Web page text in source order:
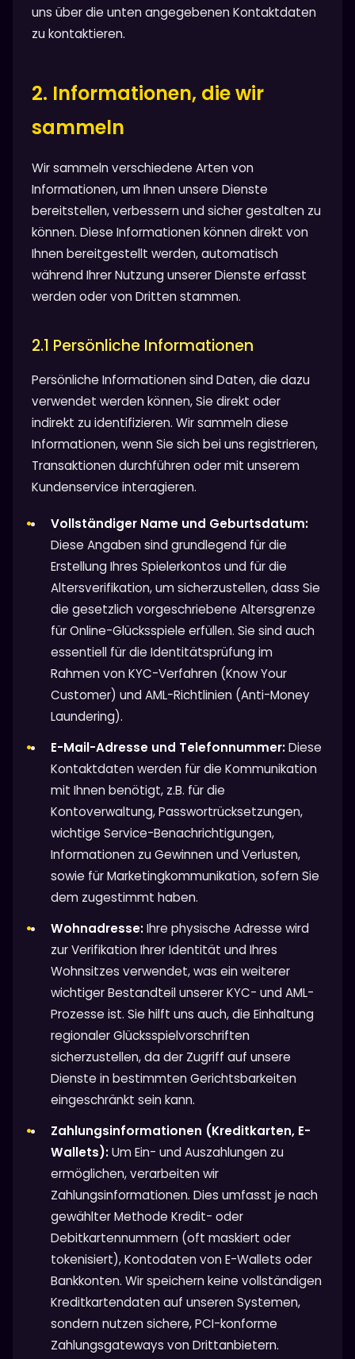
uns über die unten angegebenen Kontaktdaten
zu kontaktieren.
2. Informationen, die wir
sammeln
Wir sammeln verschiedene Arten von
Informationen, um Ihnen unsere Dienste
bereitstellen, verbessern und sicher gestalten zu
können. Diese Informationen können direkt von
Ihnen bereitgestellt werden, automatisch
während Ihrer Nutzung unserer Dienste erfasst
werden oder von Dritten stammen.
2.1 Persönliche Informationen
Persönliche Informationen sind Daten, die dazu
verwendet werden können, Sie direkt oder
indirekt zu identifizieren. Wir sammeln diese
Informationen, wenn Sie sich bei uns registrieren,
Transaktionen durchführen oder mit unserem
Kundenservice interagieren.
Vollständiger Name und Geburtsdatum:
Diese Angaben sind grundlegend für die
Erstellung Ihres Spielerkontos und für die
Altersverifikation, um sicherzustellen, dass Sie
die gesetzlich vorgeschriebene Altersgrenze
für Online-Glücksspiele erfüllen. Sie sind auch
essentiell für die Identitätsprüfung im
Rahmen von KYC-Verfahren (Know Your
Customer) und AML-Richtlinien (Anti-Money
Laundering).
E-Mail-Adresse und Telefonnummer:Diese
Kontaktdaten werden für die Kommunikation
mit Ihnen benötigt, z.B. für die
Kontoverwaltung, Passwortrücksetzungen,
wichtige Service-Benachrichtigungen,
Informationen zu Gewinnen und Verlusten,
sowie für Marketingkommunikation, sofern Sie
dem zugestimmt haben.
Wohnadresse:Ihre physische Adresse wird
zur Verifikation Ihrer Identität und Ihres
Wohnsitzes verwendet, was ein weiterer
wichtiger Bestandteil unserer KYC- und AML-
Prozesse ist. Sie hilft uns auch, die Einhaltung
regionaler Glücksspielvorschriften
sicherzustellen, da der Zugriff auf unsere
Dienste in bestimmten Gerichtsbarkeiten
eingeschränkt sein kann.
Zahlungsinformationen (Kreditkarten, E-
Wallets):Um Ein- und Auszahlungen zu
ermöglichen, verarbeiten wir
Zahlungsinformationen. Dies umfasst je nach
gewählter Methode Kredit- oder
Debitkartennummern (oft maskiert oder
tokenisiert), Kontodaten von E-Wallets oder
Bankkonten. Wir speichern keine vollständigen
Kreditkartendaten auf unseren Systemen,
sondern nutzen sichere, PCI-konforme
Zahlungsgateways von Drittanbietern.